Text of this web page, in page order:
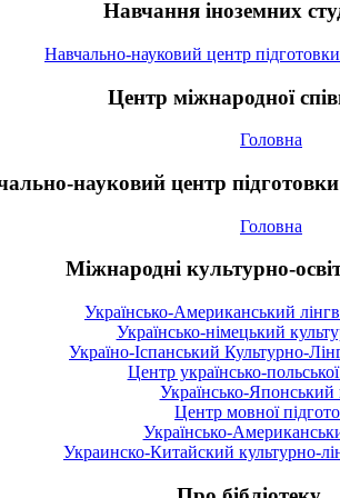
Навчання іноземних
Навчально-науковий центр
Центр міжнародної
Головна
науковий центр
Головна
Міжнародні культурно-
Українсько-Американський
Українсько-німецький
Україно-Іспанський Культурно-
Центр українсько-
Українсько-Японський
Центр мовної
Українсько-
Украинско-Китайский культурно-